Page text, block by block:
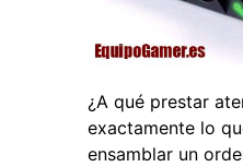
¿A qué prestar
exactamente lo
ensamblar un